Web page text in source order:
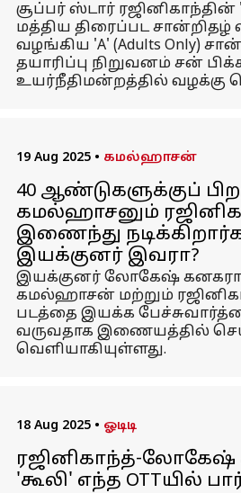
சூப்பர் ஸ்டார் ரஜினிகாந்தின்
மத்திய திரைப்பட சான்றிதழ்
வழங்கிய 'A' (Adults Only)
தயாரிப்பு நிறுவனம் சன்
உயர்நீதிமன்றத்தில் வழக்கு
19 Aug 2025 • கமல்ஹாசன்
40 ஆண்டுகளுக்குப்
கமல்ஹாசனும்
இணைந்து
இயக்குனர் இவரா?
இயக்குனர் லோகேஷ்
கமல்ஹாசன் மற்றும்
படத்தை இயக்க
வருவதாக இணையத்தில்
வெளியாகியுள்ளது.
18 Aug 2025 • ஓடிடி
ரஜினிகாந்த்-
'கூலி' எந்த OTTயில்